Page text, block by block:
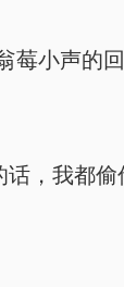
小声的回
，我都偷